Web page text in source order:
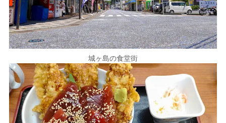
城ヶ島の食堂街